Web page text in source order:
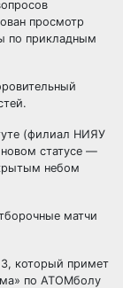
просмотр
по прикладным
(филиал НИЯУ
статусе —
небом
матчи
который примет
по АТОМболу